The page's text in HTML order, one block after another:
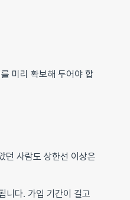
미리 확보해 두어야 합
던 사람도 상한선 이상은
니다. 가입 기간이 길고